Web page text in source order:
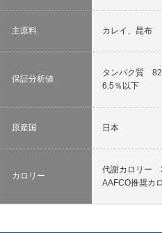
主原料 カレイ、昆布
保証分析値
タンパク質
6.5％以下
原産国 日本
カロリー
代謝カロリー
AAFCO推奨カ